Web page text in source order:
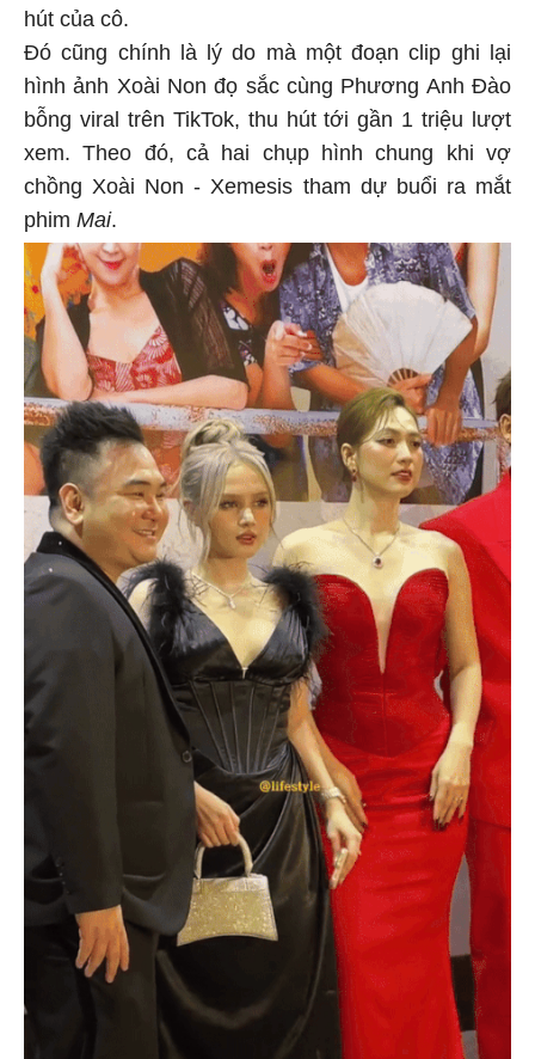
hút của cô.
Đó cũng chính là lý do mà một đoạn clip ghi lại
hình ảnh Xoài Non đọ sắc cùng Phương Anh Đào
bỗng viral trên TikTok, thu hút tới gần 1 triệu lượt
xem. Theo đó, cả hai chụp hình chung khi vợ
chồng Xoài Non - Xemesis tham dự buổi ra mắt
phim Mai.